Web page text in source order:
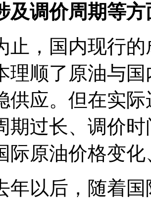
及调价周期等方
止，国内现行
理顺了原油与
供应。但在实
期过长、调价
际原油价格变
年以后，随着